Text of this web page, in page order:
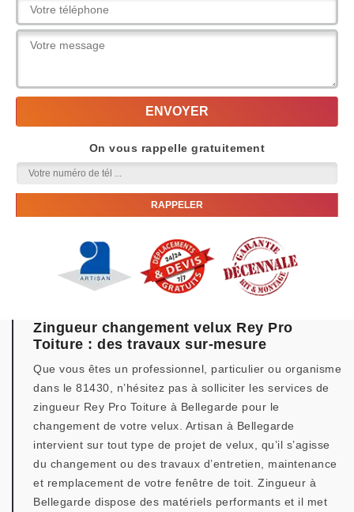
On vous rappelle gratuitement
Zingueur changement velux Rey Pro
Toiture : des travaux sur-mesure
Que vous êtes un professionnel, particulier ou organisme
dans le 81430, n’hésitez pas à solliciter les services de
zingueur Rey Pro Toiture à Bellegarde pour le
changement de votre velux. Artisan à Bellegarde
intervient sur tout type de projet de velux, qu’il s’agisse
du changement ou des travaux d’entretien, maintenance
et remplacement de votre fenêtre de toit. Zingueur à
Bellegarde dispose des matériels performants et il met